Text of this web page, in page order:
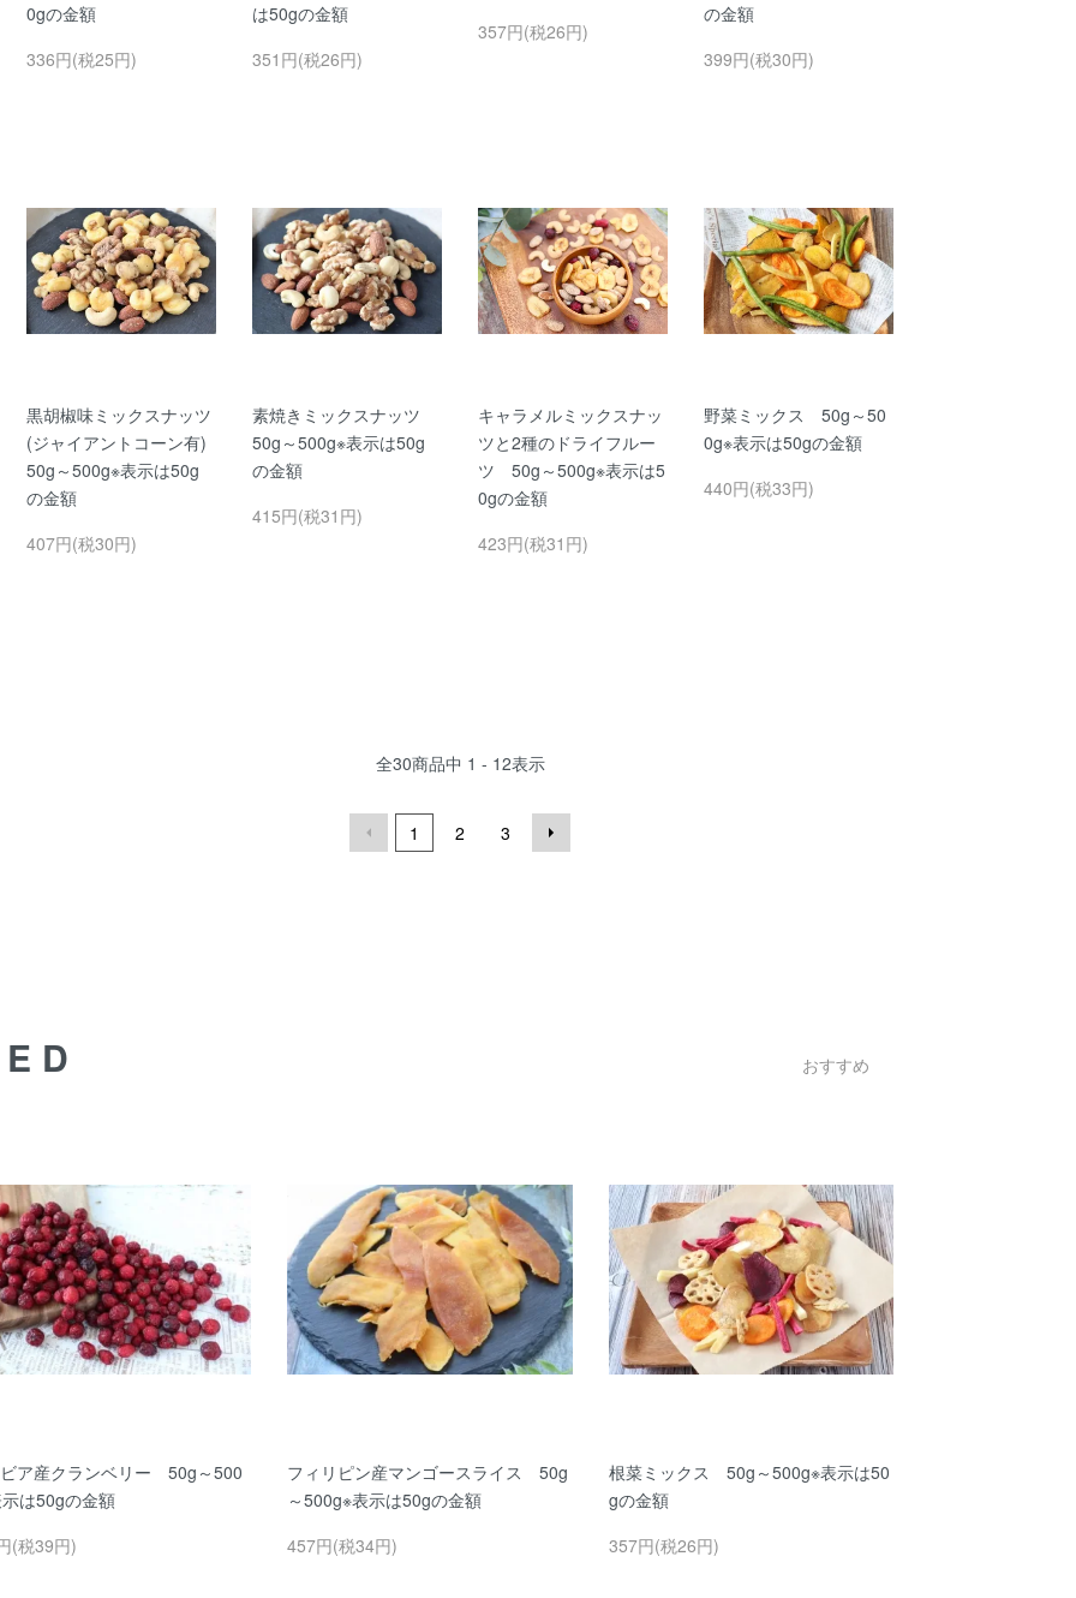
0gの金額
336円(税25円)
は50gの金額
351円(税26円)
357円(税26円)
の金額
399円(税30円)
黒胡椒味ミックスナッツ
(ジャイアントコーン有)
50g～500g※表示は50g
の金額
407円(税30円)
素焼きミックスナッツ
50g～500g※表示は50g
の金額
415円(税31円)
キャラメルミックスナッ
ツと2種のドライフルー
ツ 50g～500g※表示は5
0gの金額
423円(税31円)
野菜ミックス 50g～50
0g※表示は50gの金額
440円(税33円)
全30商品中 1 - 12表示
1 2 3
おすすめ
ア産クランベリー 50g～500
は50gの金額
(税39円)
フィリピン産マンゴースライス 50g
～500g※表示は50gの金額
457円(税34円)
根菜ミックス 50g～500g※表示は50
gの金額
357円(税26円)